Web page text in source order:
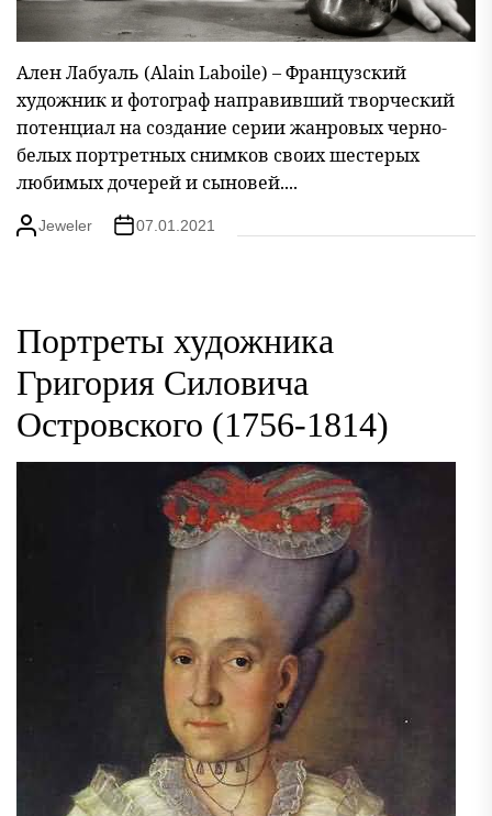
Ален Лабуаль (Alain Laboile) – Французский
художник и фотограф направивший творческий
потенциал на создание серии жанровых черно-
белых портретных снимков своих шестерых
любимых дочерей и сыновей....
Jeweler 07.01.2021
Портреты художника
Григория Силовича
Островского (1756-1814)